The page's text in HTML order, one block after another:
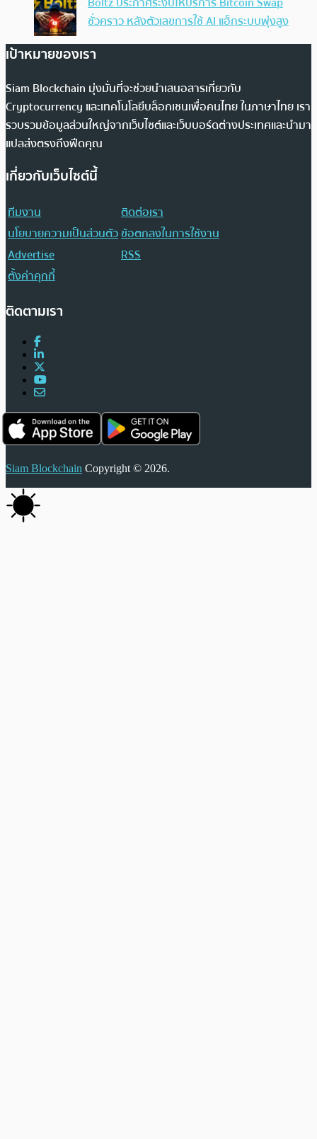
ชั่วคราว หลังตัวเลขการใช้ AI แฮ็กระบบพุ่งสูง
เป้าหมายของเรา
Siam Blockchain มุ่งมั่นที่จะช่วยนำเสนอสารเกี่ยวกับ
Cryptocurrency และเทคโนโลยีบล็อกเชนเพื่อคนไทย ในภาษาไทย เรา
รวบรวมข้อมูลส่วนใหญ่จากเว็บไซต์และเว็บบอร์ดต่างประเทศและนำมา
แปลส่งตรงถึงฟีดคุณ
เกี่ยวกับเว็บไซต์นี้
ทีมงาน
ติดต่อเรา
นโยบายความเป็นส่วนตัวข้อตกลงในการใช้งาน
Advertise
RSS
ตั้งค่าคุกกี้
ติดตามเรา
Siam Blockchain Copyright © 2026.